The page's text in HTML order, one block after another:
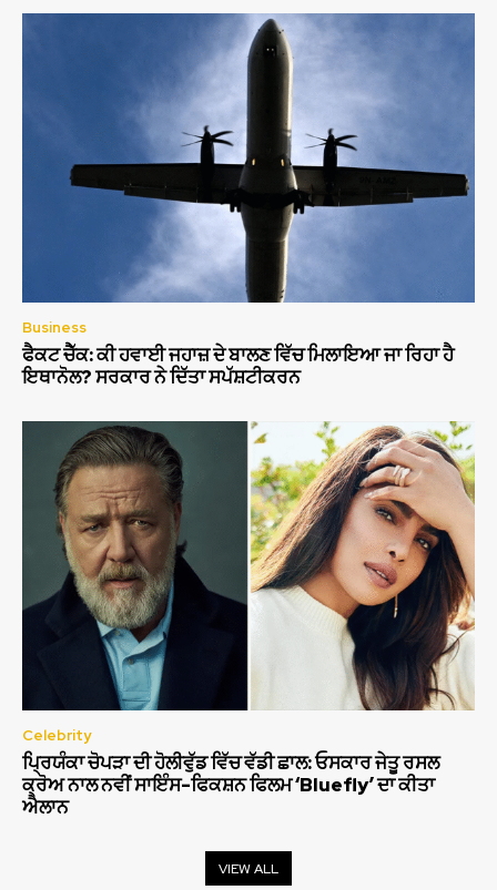
Business
ਫੈਕਟ ਚੈੱਕ: ਕੀ ਹਵਾਈ ਜਹਾਜ਼ ਦੇ ਬਾਲਣ ਵਿੱਚ ਮਿਲਾਇਆ ਜਾ ਰਿਹਾ ਹੈ
ਇਥਾਨੋਲ? ਸਰਕਾਰ ਨੇ ਦਿੱਤਾ ਸਪੱਸ਼ਟੀਕਰਨ
Celebrity
ਪ੍ਰਿਯੰਕਾ ਚੋਪੜਾ ਦੀ ਹੋਲੀਵੁੱਡ ਵਿੱਚ ਵੱਡੀ ਛਾਲ: ਓਸਕਾਰ ਜੇਤੂ ਰਸਲ
ਕ੍ਰੋਅ ਨਾਲ ਨਵੀਂ ਸਾਇੰਸ-ਫਿਕਸ਼ਨ ਫਿਲਮ ‘Bluefly’ ਦਾ ਕੀਤਾ
ਐਲਾਨ
VIEW ALL